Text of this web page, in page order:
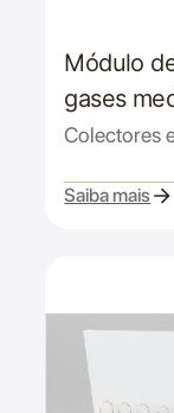
Módulo
gases
Colectores
Saiba mais